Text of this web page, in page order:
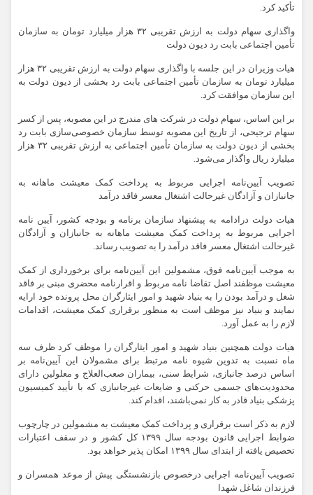
تأکید کرد.
واگذاری سهام دولت به ارزش تقریبی ۳۲ هزار میلیارد تومان به سازمان
تأمین اجتماعی بابت رد دیون دولت
هیات وزیران در این جلسه با واگذاری سهام دولت به ارزش تقریبی ۳۲ هزار
میلیارد تومان به سازمان تأمین اجتماعی بابت رد بخشی از دیون دولت به
این سازمان موافقت کرد.
بر این اساس، سهام دولت در شرکت های مندرج در این مصوبه، پس از کسر
سهام ترجیحی، از تاریخ این مصوبه توسط سازمان خصوصی‌سازی بابت رد
بخشی از دیون دولت به سازمان تأمین اجتماعی به ارزش تقریبی ۳۲ هزار
میلیارد ریال واگذار می‌شود.
تصویب آیین‌نامه اجرایی مربوط به پرداخت کمک معیشت ماهانه به
جانبازان و آزادگان غیرحالت اشتغال معسر فاقد درآمد
هیات دولت درادامه به پیشنهاد سازمان برنامه و بودجه کشور، آیین نامه
اجرایی مربوط به پرداخت کمک معیشت ماهانه به جانبازان و آزادگان
غیرحالت اشتغال معسر فاقد درآمد را به تصویب رساند.
به موجب آیین‌نامه فوق، مشمولین این آیین‌نامه برای برخورداری از کمک
معیشت موظفند اصل تقاضا نامه مربوط و اقرارنامه محضری مبنی بر فاقد
شغل و درآمد بودن را به بنیاد شهید و امور ایثارگران محل پرونده خود ارایه
نمایند و بنیاد نیز موظف است به منظور برقراری کمک معیشت، اقدامات
لازم را به عمل آورد.
هیات دولت همچنین بنیاد شهید و امور ایثارگران را موظف کرد ظرف سه
ماه نسبت به تدوین شیوه نامه مرتبط برای مشمولان این آیین‌نامه بر
اساس درصد جانبازی، شرایط سنی، بیماران صعب‌العلاج و معلولین دارای
محدودیت‌های جسمی حرکتی و ضایعات غیرجانبازی که با تأیید کمیسیون
پزشکی بنیاد قادر به کار نمی‌باشند، اقدام کند.
لازم به ذکر است برقراری و پرداخت کمک معیشت به مشمولین در چارچوب
ضوابط اجرایی قانون بودجه سال ۱۳۹۹ کل کشور و در سقف اعتبارات
تخصیص یافته از ابتدای سال ۱۳۹۹ امکان پذیر خواهد بود.
تصویب آیین‌نامه اجرایی درخصوص بازنشستگی پیش از موعد همسران و
فرزندان شاغل شهدا